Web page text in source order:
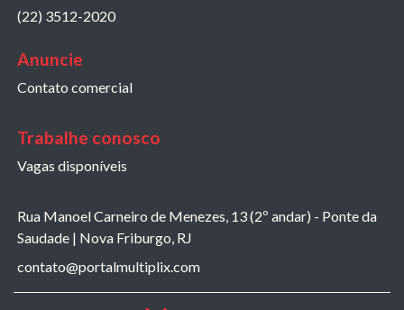
(22) 3512-2020
Anuncie
Contato comercial
Trabalhe conosco
Vagas disponíveis
Rua Manoel Carneiro de Menezes, 13 (2º andar) - Ponte da
Saudade | Nova Friburgo, RJ
contato@portalmultiplix.com